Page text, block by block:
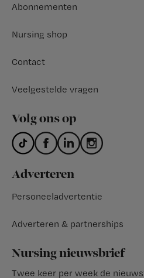
Abonnementen
Nursing shop
Contact
Veelgestelde vragen
Volg ons op
Adverteren
Personeeladvertentie
Adverteren & partnerships
Nursing nieuwsbrief
Twee keer per week de